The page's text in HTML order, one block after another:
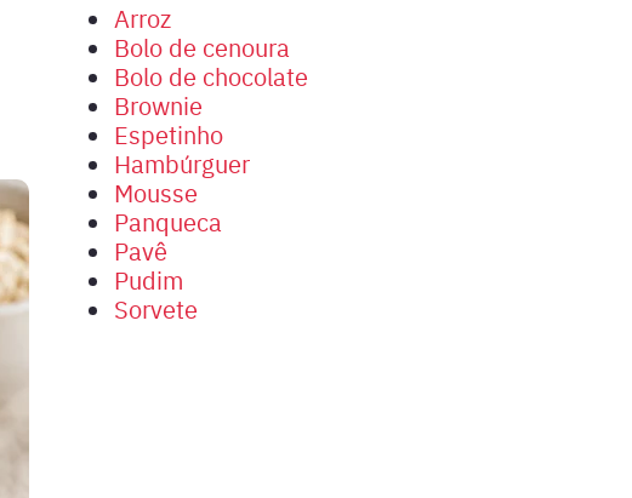
Arroz
Bolo de cenoura
Bolo de chocolate
Brownie
Espetinho
Hambúrguer
Mousse
Panqueca
Pavê
Pudim
Sorvete